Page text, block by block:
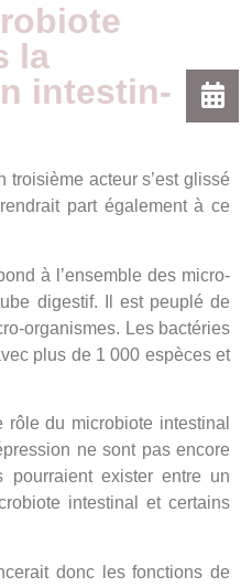
la
intestin-
troisième acteur s’est glissé
part également à ce
à l’ensemble des micro-
digestif. Il est peuplé de
organismes. Les bactéries
plus de 1 000 espèces et
du microbiote intestinal
ne sont pas encore
pourraient exister entre un
intestinal et certains
donc les fonctions de